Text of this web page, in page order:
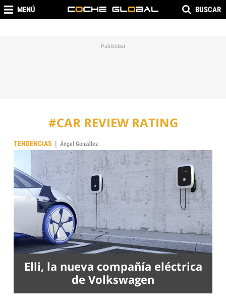
MENÚ BUSCAR
#CAR REVIEW RATING
TENDENCIAS | Ángel González
Elli, la nueva compañía eléctrica
de Volkswagen